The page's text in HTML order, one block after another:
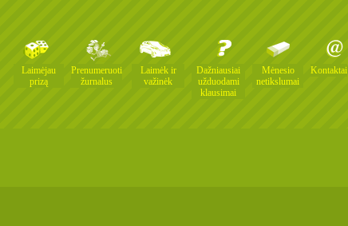
Laimėjau
prizą
Prenumeruoti
žurnalus
Laimėk ir
važinėk
Dažniausiai
užduodami
klausimai
Mėnesio
netikslumai
Kontaktai